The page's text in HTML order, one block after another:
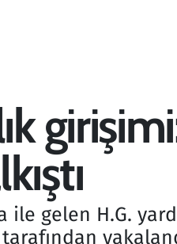
gelen H.G.